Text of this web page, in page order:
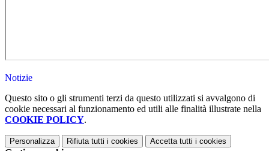
Notizie
Questo sito o gli strumenti terzi da questo utilizzati si avvalgono di
cookie necessari al funzionamento ed utili alle finalità illustrate nella
COOKIE POLICY.
Personalizza Rifiuta tutti i cookies Accetta tutti i cookies